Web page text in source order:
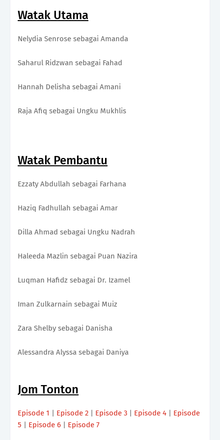
Watak Utama
Nelydia Senrose sebagai Amanda
Saharul Ridzwan sebagai Fahad
Hannah Delisha sebagai Amani
Raja Afiq sebagai Ungku Mukhlis
Watak Pembantu
Ezzaty Abdullah sebagai Farhana
Haziq Fadhullah sebagai Amar
Dilla Ahmad sebagai Ungku Nadrah
Haleeda Mazlin sebagai Puan Nazira
Luqman Hafidz sebagai Dr. Izamel
Iman Zulkarnain sebagai Muiz
Zara Shelby sebagai Danisha
Alessandra Alyssa sebagai Daniya
Jom Tonton
Episode 1 | Episode 2 | Episode 3 | Episode 4 | Episode
5 | Episode 6 | Episode 7